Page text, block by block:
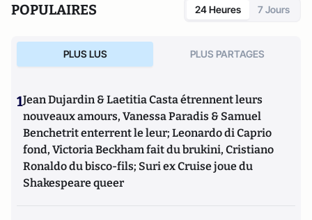
POPULAIRES 24 Heures 7 Jours
PLUS LUS PLUS PARTAGES
1Jean Dujardin & Laetitia Casta étrennent leurs
nouveaux amours, Vanessa Paradis & Samuel
Benchetrit enterrent le leur; Leonardo di Caprio
fond, Victoria Beckham fait du brukini, Cristiano
Ronaldo du bisco-fils; Suri ex Cruise joue du
Shakespeare queer